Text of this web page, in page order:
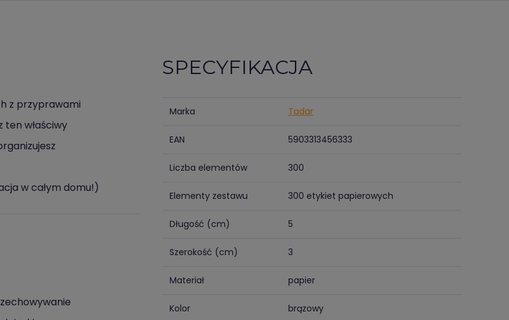
z przyprawami
ten właściwy
w całym domu!)
SPECYFIKACJA
Marka Tadar
EAN 5903313456333
Liczba elementów 300
Elementy zestawu 300 etykiet papierowych
Długość (cm) 5
Szerokość (cm) 3
Materiał papier
Kolor brązowy